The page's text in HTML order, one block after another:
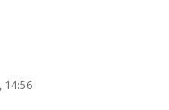
14:56